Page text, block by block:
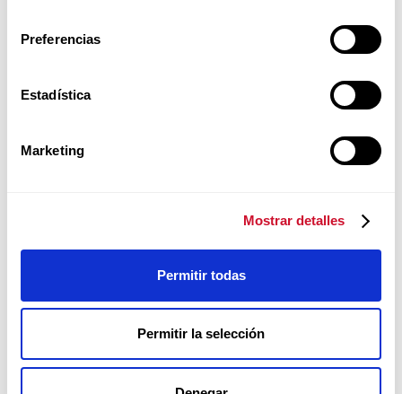
Preferencias
Estadística
Marketing
Mostrar detalles
Permitir todas
Permitir la selección
Próximos Eventos
sumar y ser comunión
QUIENES COMUNICAN
LA TEOLOGÍA DEL CUERPO...